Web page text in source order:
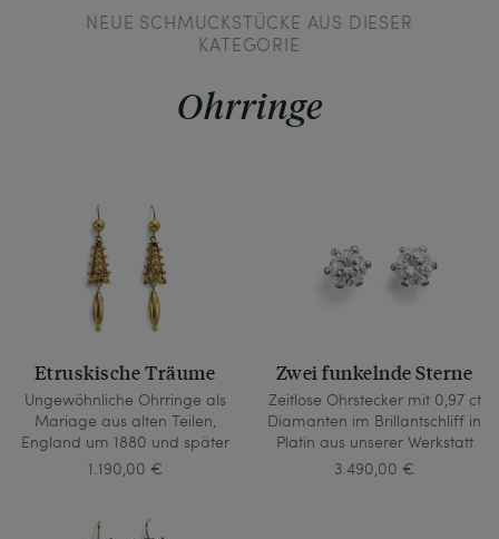
NEUE SCHMUCKSTÜCKE AUS DIESER
KATEGORIE
Ohrringe
Etruskische Träume
Ungewöhnliche Ohrringe als
Mariage aus alten Teilen,
England um 1880 und später
1.190,00 €
Zwei funkelnde Sterne
Zeitlose Ohrstecker mit 0,97 ct
Diamanten im Brillantschliff in
Platin aus unserer Werkstatt
3.490,00 €